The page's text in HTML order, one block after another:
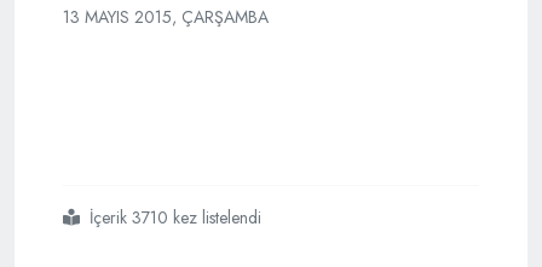
13 MAYIS 2015, ÇARŞAMBA
#21 yüzyılın
#sokağı
#montreal de
#inşaa
#edilecek
İçerik 3710 kez listelendi